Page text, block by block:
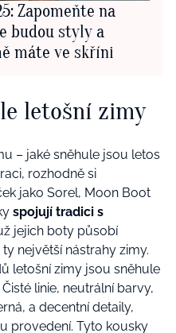
Zapomeňte na
budou styly a
máte ve skříni
letošní zimy
– jaké sněhule jsou letos
rozhodně si
jako Sorel, Moon Boot
spojují tradici s
jejich boty působí
největší nástrahy zimy.
letošní zimy jsou sněhule
linie, neutrální barvy,
a decentní detaily,
provedení. Tyto kousky